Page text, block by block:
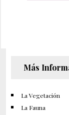
Más
La Vegetación
La Fauna